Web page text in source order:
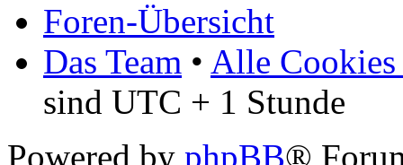
Foren-Übersicht
Das Team • Alle Cookies
sind UTC + 1 Stunde
Powered by phpBB®